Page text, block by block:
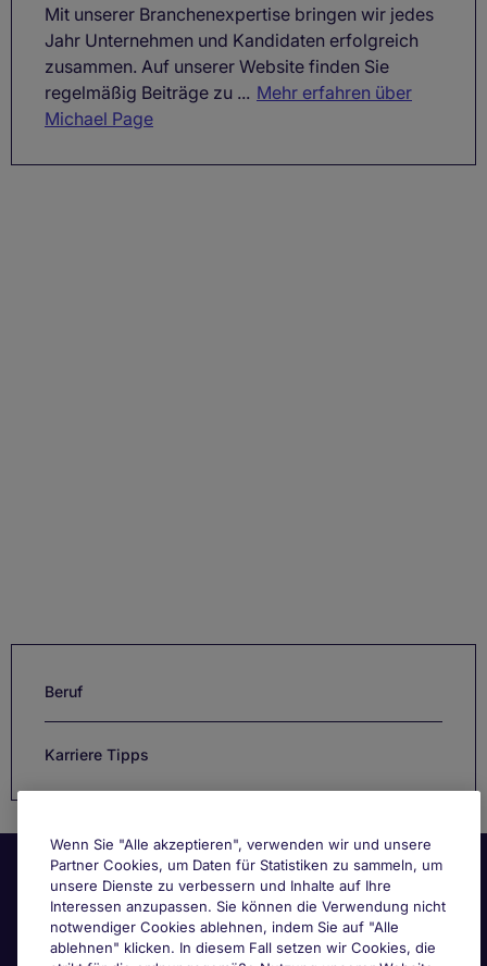
Mit unserer Branchenexpertise bringen wir jedes
Jahr Unternehmen und Kandidaten erfolgreich
zusammen. Auf unserer Website finden Sie
regelmäßig Beiträge zu ... Mehr erfahren über
Michael Page
Beruf
Karriere Tipps
Wenn Sie "Alle akzeptieren", verwenden wir und unsere
Partner Cookies, um Daten für Statistiken zu sammeln, um
unsere Dienste zu verbessern und Inhalte auf Ihre
Interessen anzupassen. Sie können die Verwendung nicht
notwendiger Cookies ablehnen, indem Sie auf "Alle
ablehnen" klicken. In diesem Fall setzen wir Cookies, die